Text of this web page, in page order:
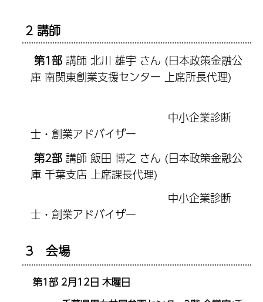
2 講師
第1部 講師 北川 雄宇 さん (日本政策金融公
庫 南関東創業支援センター 上席所長代理)
中小企業診断
士・創業アドバイザー
第2部 講師 飯田 博之 さん (日本政策金融公
庫 千葉支店 上席課長代理)
中小企業診断
士・創業アドバイザー
3 会場
第1部 2月12日 木曜日